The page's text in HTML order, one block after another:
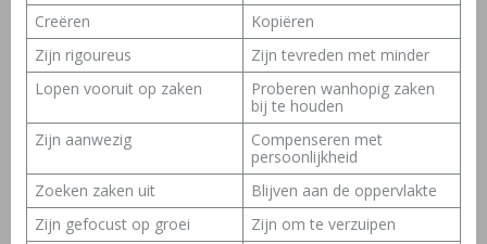
Creëren
Kopiëren
Zijn rigoureus
Zijn tevreden met minder
Lopen vooruit op zaken
Proberen wanhopig zaken
bij te houden
Zijn aanwezig
Compenseren met
persoonlijkheid
Zoeken zaken uit
Blijven aan de oppervlakte
Zijn gefocust op groei
Zijn om te verzuipen